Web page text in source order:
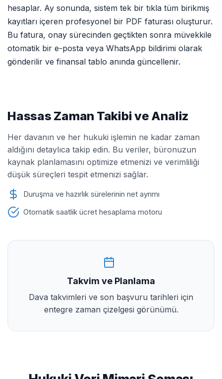
hesaplar. Ay sonunda, sistem tek bir tıkla tüm birikmiş
kayıtları içeren profesyonel bir PDF faturası oluşturur.
Bu fatura, onay sürecinden geçtikten sonra müvekkile
otomatik bir e-posta veya WhatsApp bildirimi olarak
gönderilir ve finansal tablo anında güncellenir.
Hassas Zaman Takibi ve Analiz
Her davanın ve her hukuki işlemin ne kadar zaman
aldığını detaylıca takip edin. Bu veriler, büronuzun
kaynak planlamasını optimize etmenizi ve verimliliği
düşük süreçleri tespit etmenizi sağlar.
Duruşma ve hazırlık sürelerinin net ayrımı
Otomatik saatlik ücret hesaplama motoru
Takvim ve Planlama
Dava takvimleri ve son başvuru tarihleri için
entegre zaman çizelgesi görünümü.